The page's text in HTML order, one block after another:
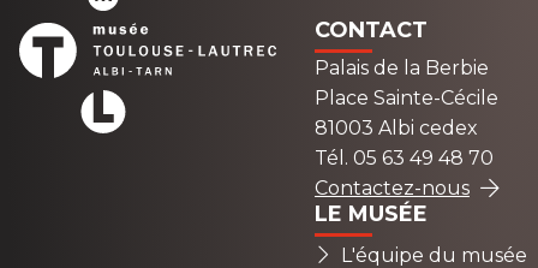
CONTACT
Palais de la Berbie
Place Sainte-Cécile
81003 Albi cedex
Tél. 05 63 49 48 70
Contactez-nous
LE MUSÉE
L'équipe du musée